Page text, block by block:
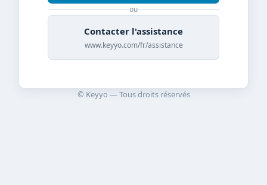
ou
Contacter l'assistance
www.keyyo.com/fr/assistance
© Keyyo — Tous droits réservés